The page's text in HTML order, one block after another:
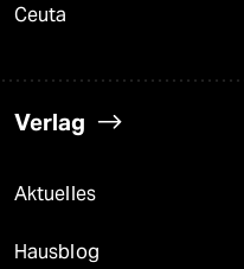
Ceuta
Verlag
Aktuelles
Hausblog